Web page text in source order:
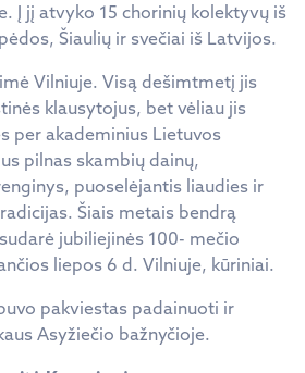
Į jį atvyko 15 chorinių kolektyvų iš
Šiaulių ir svečiai iš Latvijos.
Vilniuje. Visą dešimtmetį jis
klausytojus, bet vėliau jis
per akademinius Lietuvos
pilnas skambių dainų,
puoselėjantis liaudies ir
Šiais metais bendrą
jubiliejinės 100- mečio
liepos 6 d. Vilniuje, kūriniai.
pakviestas padainuoti ir
Asyžiečio bažnyčioje.